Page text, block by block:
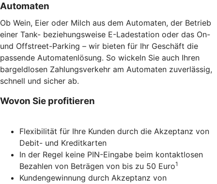
Automaten
Ob Wein, Eier oder Milch aus dem Automaten, der Betrieb
einer Tank- beziehungsweise E-Ladestation oder das On-
und Offstreet-Parking – wir bieten für Ihr Geschäft die
passende Automatenlösung. So wickeln Sie auch Ihren
bargeldlosen Zahlungsverkehr am Automaten zuverlässig,
schnell und sicher ab.
Wovon Sie profitieren
Flexibilität für Ihre Kunden durch die Akzeptanz von
Debit- und Kreditkarten
In der Regel keine PIN-Eingabe beim kontaktlosen
Bezahlen von Beträgen von bis zu 50 Euro1
Kundengewinnung durch Akzeptanz von